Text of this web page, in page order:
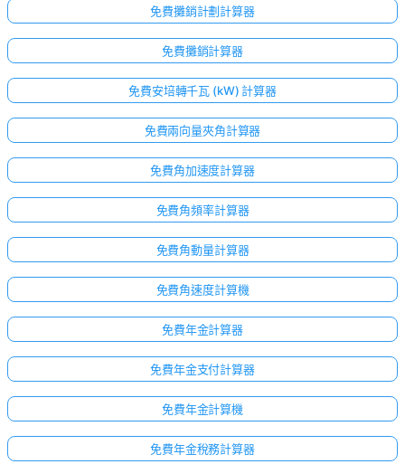
免費攤銷計劃計算器
免費攤銷計算器
免費安培轉千瓦 (kW) 計算器
免費兩向量夾角計算器
免費角加速度計算器
免費角頻率計算器
免費角動量計算器
免費角速度計算機
免費年金計算器
免費年金支付計算器
免費年金計算機
免費年金稅務計算器